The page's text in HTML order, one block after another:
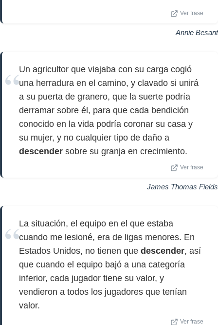
Ver frase
Annie Besant
Un agricultor que viajaba con su carga cogió
una herradura en el camino, y clavado si unirá
a su puerta de granero, que la suerte podría
derramar sobre él, para que cada bendición
conocido en la vida podría coronar su casa y
su mujer, y no cualquier tipo de daño a
descender sobre su granja en crecimiento.
Ver frase
James Thomas Fields
La situación, el equipo en el que estaba
cuando me lesioné, era de ligas menores. En
Estados Unidos, no tienen que descender, así
que cuando el equipo bajó a una categoría
inferior, cada jugador tiene su valor, y
vendieron a todos los jugadores que tenían
valor.
Ver frase